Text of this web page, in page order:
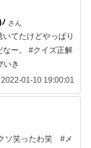
さん
てたけどやっぱり
なー。 #クイズ正解
いき
2022-01-10 19:00:01
ソ笑ったわ笑 #メ